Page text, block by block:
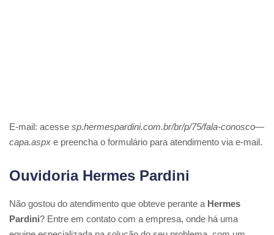
E-mail: acesse sp.hermespardini.com.br/br/p/75/fala-conosco—
capa.aspx e preencha o formulário para atendimento via e-mail.
Ouvidoria Hermes Pardini
Não gostou do atendimento que obteve perante a Hermes
Pardini? Entre em contato com a empresa, onde há uma